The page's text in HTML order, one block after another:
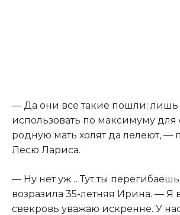
— Да они все такие пошли: лишь
использовать по максимуму для
родную мать холят да лелеют, —
Лесю Лариса.
— Ну нет уж… Тут ты
возразила 35-летняя Ирина. — Я
свекровь уважаю искренне. У